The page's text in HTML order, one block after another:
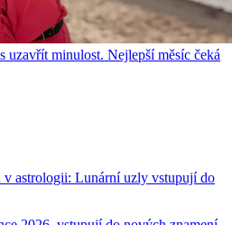
uzavřít minulost. Nejlepší měsíc čeká
v astrologii: Lunární uzly vstupují do